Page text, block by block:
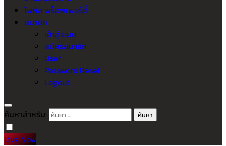
โฟกัส พร็อพเพอร์ตี้
สมาชิก
เข้าสู่ระบบ
สมัครสมาชิก
User
Password Reset
Logout
ค้นหาสำหรับ:
Live Now